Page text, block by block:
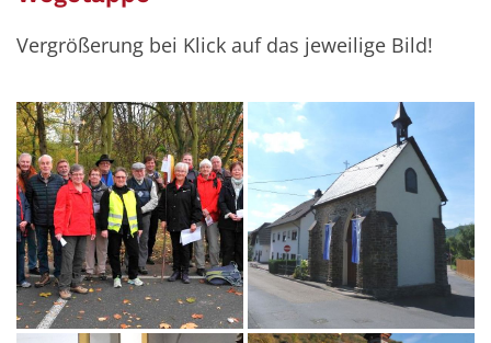
Vergrößerung bei Klick auf das jeweilige Bild!